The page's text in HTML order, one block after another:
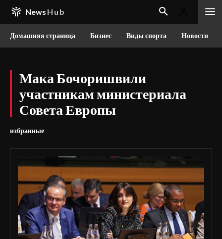
News Hub
Домашняя страница Бизнес Виды спорта Новости
Мака Бочоришвили
участникам министериала
Совета Европы
избранные